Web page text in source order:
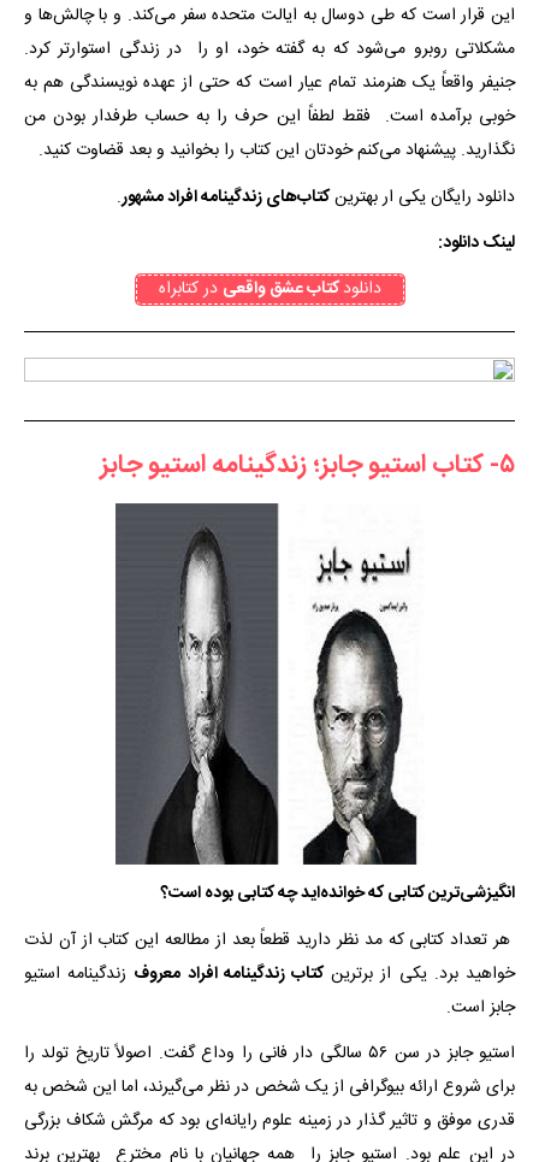
این قرار است که طی دوسال به ایالت متحده سفر می‌کند. و با چالش‌ها و
مشکلاتی روبرو می‌شود که به گفته خود، او را در زندگی استوارتر کرد.
جنیفر واقعاً یک هنرمند تمام عیار است که حتی از عهده نویسندگی هم به
خوبی برآمده است. فقط لطفاً این حرف را به حساب طرفدار بودن من
نگذارید. پیشنهاد می‌کنم خودتان این کتاب را بخوانید و بعد قضاوت کنید.
دانلود رایگان یکی ار بهترینکتاب‌های زندگینامه افراد مشهور.
لینک دانلود:
دانلودکتاب عشق واقعی در کتابراه
۵- کتاب استیو جابز؛ زندگینامه استیو جابز
انگیزشی‌ترین کتابی که خوانده‌اید چه کتابی بوده است؟
هر تعداد کتابی که مد نظر دارید قطعاً بعد از مطالعه این کتاب از آن لذت
خواهید برد. یکی از برترینکتاب زندگینامه افراد معروف زندگینامه استیو
جابز است.
استیو جابز در سن ۵۶ سالگی دار فانی را وداع گفت. اصولاً تاریخ تولد را
برای شروع ارائه بیوگرافی از یک شخص در نظر می‌گیرند، اما این شخص به
قدری موفق و تاثیر گذار در زمینه علوم رایانه‌‌ای بود که مرگش شکاف بزرگی
در این علم بود. استیو جابز را همه جهانیان با نام مخترع بهترین برند